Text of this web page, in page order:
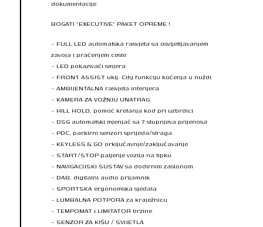
dokumentacije
BOGATI “EXECUTIVE” PAKET OPREME !
– FULL LED automatska rasvjeta sa osvljetljavanjem
zavoja i praćenjem ceste
– LED pokazivači smjera
– FRONT ASSIST uklj. City funkciju kočenja u nuždi
– AMBIJENTALNA rasvjeta interijera
– KAMERA ZA VOŽNJU UNATRAG
– HILL HOLD, pomoć kretanja kod pri uzbrdici
– DSG automatski mjenjač sa 7 stupnjeva prijenosa
– PDC, parkirni senzori sprijeda/straga
– KEYLESS & GO orključavnje/zaključavanje
– START/STOP paljenje vozila na tipku
– NAVIGACIJSKI SUSTAV sa dodirnim zaslonom
– DAB, digitalni audio prijamnik
– SPORTSKA ergonomska sjedala
– LUMBALNA POTPORA za kraježnicu
– TEMPOMAT i LIMITATOR brzine
– SENZOR ZA KIŠU / SVIJETLA